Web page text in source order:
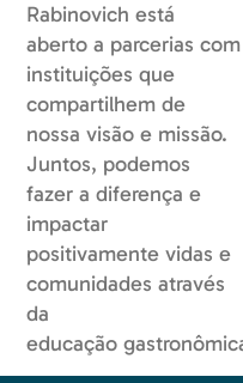
Rabinovich está
aberto a parcerias com
instituições que
compartilhem de
nossa visão e missão.
Juntos, podemos
fazer a diferença e
impactar
positivamente vidas e
comunidades através
da
educação